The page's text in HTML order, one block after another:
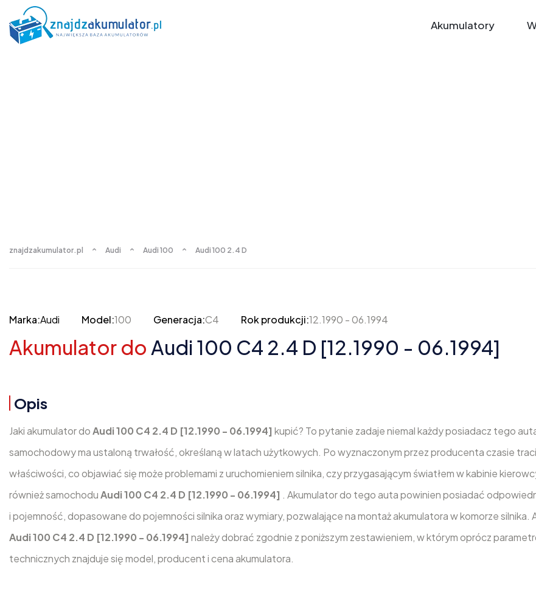
Akumulatory
znajdzakumulator.pl Audi Audi 100 Audi 100 2.4 D
Marka:Audi Model:100 Generacja:C4 Rok produkcji:12.1990 - 06.1994
Akumulator do Audi 100 C4 2.4 D [12.1990 - 06.1994]
Opis
Jaki akumulator doAudi 100 C4 2.4 D [12.1990 - 06.1994] kupić? To pytanie zadaje niemal każdy posiadacz tego
samochodowy ma ustaloną trwałość, określaną w latach użytkowych. Po wyznaczonym przez producenta czasie
właściwości, co objawiać się może problemami z uruchomieniem silnika, czy przygasającym światłem w kabinie
również samochoduAudi 100 C4 2.4 D [12.1990 - 06.1994] . Akumulator do tego auta powinien posiadać
i pojemność, dopasowane do pojemności silnika oraz wymiary, pozwalające na montaż akumulatora w komorze silnika.
Audi 100 C4 2.4 D [12.1990 - 06.1994] należy dobrać zgodnie z poniższym zestawieniem, w którym oprócz
technicznych znajduje się model, producent i cena akumulatora.